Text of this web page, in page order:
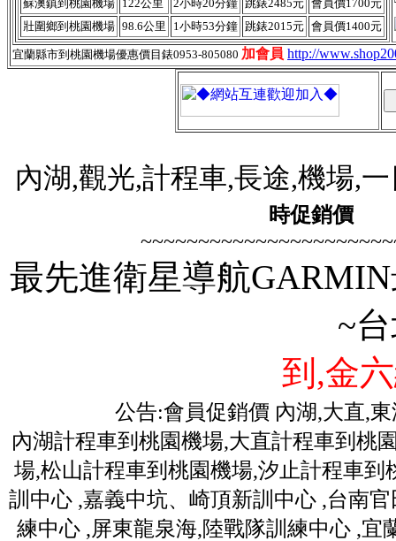
蘇澳鎮到桃園機場 122公里 2小時20分鐘 跳錶2485元 會員價1700元
壯圍鄉到桃園機場 98.6公里 1小時53分鐘 跳錶2015元 會員價1400元
宜蘭縣市到桃園機場優惠價目錶0953-805080 加會員 http://
內湖,觀光,計程車,長途,機場,
時促銷價
最先進衛星導航
~
到,金
公告:會員促銷價 內湖,大直,
內湖計程車到桃園機場,大直計程車到桃
場,松山計程車到桃園機場,汐止計程車
訓中心 ,嘉義中坑、崎頂新訓中心 ,台南
練中心 ,屏東龍泉海,陸戰隊訓練中心 ,